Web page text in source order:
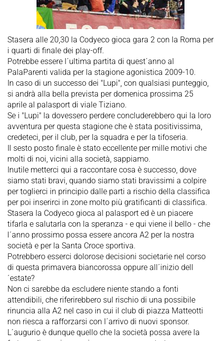
Stasera alle 20,30 la Codyeco gioca gara 2 con la Roma per
i quarti di finale dei play-off.
Potrebbe essere l´ultima partita di quest´anno al
PalaParenti valida per la stagione agonistica 2009-10.
In caso di un successo dei "Lupi", con qualsiasi punteggio,
si andrà alla bella prevista per domenica prossima 25
aprile al palasport di viale Tiziano.
Se i "Lupi" la dovessero perdere concluderebbero qui la loro
avventura per questa stagione che è stata positivissima,
credeteci, per il club, per la squadra e per la tifoseria.
Il sesto posto finale è stato eccellente per mille motivi che
molti di noi, vicini alla società, sappiamo.
Inutile metterci qui a raccontare cosa è successo, dove
siamo stati bravi, quando siamo stati bravissimi a colpire
per toglierci in principio dalle parti a rischio della classifica
per poi inserirci in zone molto più gratificanti di classifica.
Stasera la Codyeco gioca al palasport ed è un piacere
tifarla e salutarla con la speranza - e qui viene il bello - che
l´anno prossimo possa essere ancora A2 per la nostra
società e per la Santa Croce sportiva.
Potrebbero esserci dolorose decisioni societarie nel corso
di questa primavera biancorossa oppure all´inizio dell
´estate?
Non ci sarebbe da escludere niente stando a fonti
attendibili, che riferirebbero sul rischio di una possibile
rinuncia alla A2 nel caso in cui il club di piazza Matteotti
non riesca a rafforzarsi con l´arrivo di nuovi sponsor.
L´augurio è dunque quello che la società possa avere la